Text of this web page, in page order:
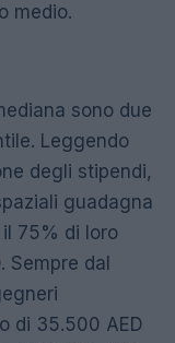
medio.
sono due
Leggendo
degli stipendi,
guadagna
il 75% di loro
Sempre dal
di 35.500 AED